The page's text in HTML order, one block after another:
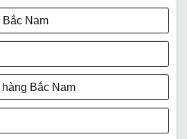
Bắc Nam
Bắc Nam